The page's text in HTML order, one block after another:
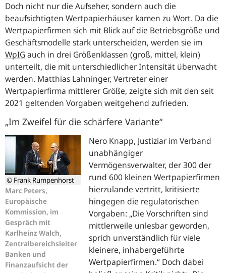
Doch nicht nur die Aufseher, sondern auch die
beaufsichtigten Wertpapierhäuser kamen zu Wort. Da die
Wertpapierfirmen sich mit Blick auf die Betriebsgröße und
Geschäftsmodelle stark unterscheiden, werden sie im
WpIGauch in drei Größenklassen (groß, mittel, klein)
unterteilt, die mit unterschiedlicher Intensität überwacht
werden. Matthias Lahninger, Vertreter einer
Wertpapierfirma mittlerer Größe, zeigte sich mit den seit
2021 geltenden Vorgaben weitgehend zufrieden.
„Im Zweifel für die schärfere Variante“
© Frank Rumpenhorst
Marc Peters,
Europäische
Kommission, im
Gespräch mit
Karlheinz Walch,
Zentralbereichsleiter
Banken und
Finanzaufsicht der
Nero Knapp, Justiziar im Verband
unabhängiger
Vermögensverwalter, der 300 der
rund 600 kleinen Wertpapierfirmen
hierzulande vertritt, kritisierte
hingegen die regulatorischen
Vorgaben: Die Vorschriften sind
mittlerweile unlesbar geworden,
sprich unverständlich für viele
kleinere, inhabergeführte
Wertpapierfirmen. Doch dabei